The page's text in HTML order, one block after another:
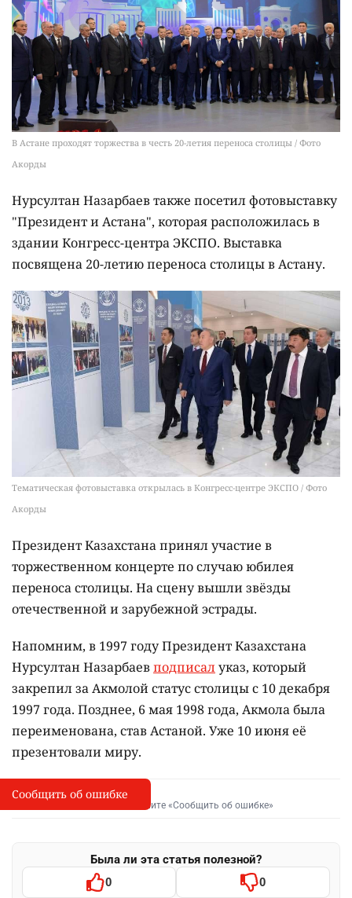
В Астане проходят торжества в честь 20-летия переноса столицы / Фото
Акорды
Нурсултан Назарбаев также посетил фотовыставку
"Президент и Астана", которая расположилась в
здании Конгресс-центра ЭКСПО. Выставка
посвящена 20-летию переноса столицы в Астану.
Тематическая фотовыставка открылась в Конгресс-центре ЭКСПО / Фото
Акорды
Президент Казахстана принял участие в
торжественном концерте по случаю юбилея
переноса столицы. На сцену вышли звёзды
отечественной и зарубежной эстрады.
Напомним, в 1997 году Президент Казахстана
Нурсултан Назарбаевподписалуказ, который
закрепил за Акмолой статус столицы с 10 декабря
1997 года. Позднее, 6 мая 1998 года, Акмола была
переименована, став Астаной. Уже 10 июня её
презентовали миру.
I
Сообщить об опечатке
Выделите фрагмент и нажмите «Сообщить об ошибке»
Была ли эта статья полезной?
0 0
Сообщить об ошибке